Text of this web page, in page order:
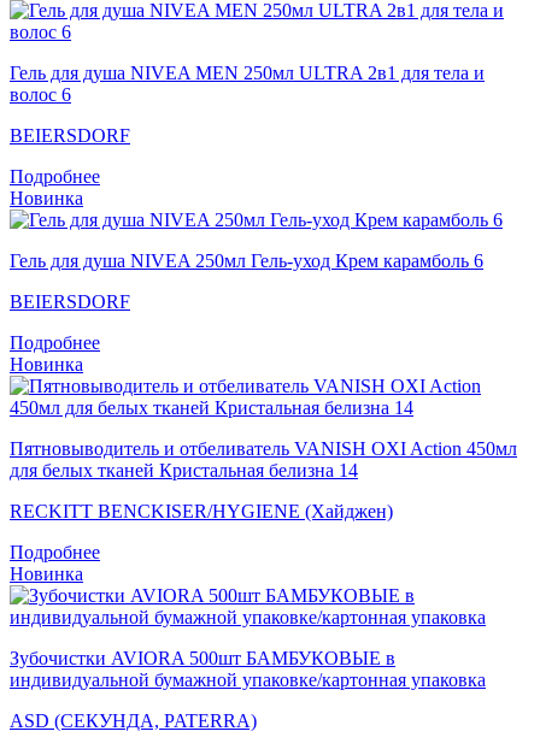
Гель для душа NIVEA MEN 250мл ULTRA 2в1 для тела и
волос 6
BEIERSDORF
Подробнее
Новинка
Гель для душа NIVEA 250мл Гель-уход Крем карамболь 6
BEIERSDORF
Подробнее
Новинка
Пятновыводитель и отбеливатель VANISH OXI Action 450мл
для белых тканей Кристальная белизна 14
RECKITT BENCKISER/HYGIENE (Хайджен)
Подробнее
Новинка
Зубочистки AVIORA 500шт БАМБУКОВЫЕ в
индивидуальной бумажной упаковке/картонная упаковка
ASD (СЕКУНДА, PATERRA)